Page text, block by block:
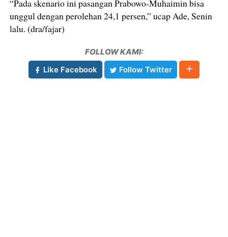
“Pada skenario ini pasangan Prabowo-Muhaimin bisa
unggul dengan perolehan 24,1 persen,” ucap Ade, Senin
lalu. (dra/fajar)
FOLLOW KAMI:
Like Facebook
Follow Twitter